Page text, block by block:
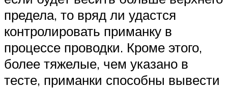
предела, то вряд ли удастся
контролировать приманку в
процессе проводки. Кроме этого,
более тяжелые, чем указано в
тесте, приманки способны вывести